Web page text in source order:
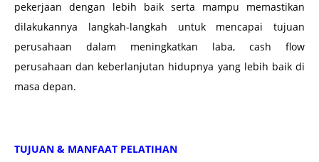
pekerjaan dengan lebih baik serta mampu memastikan
dilakukannya langkah-langkah untuk mencapai tujuan
perusahaan dalam meningkatkan laba, cash flow
perusahaan dan keberlanjutan hidupnya yang lebih baik di
masa depan.
TUJUAN & MANFAAT PELATIHAN